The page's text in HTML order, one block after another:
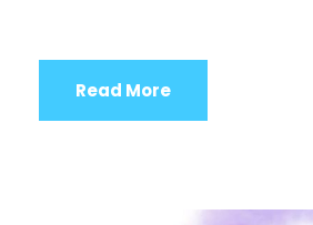
Read More